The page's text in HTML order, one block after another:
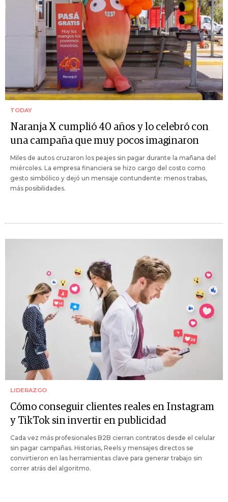
TODAY
Naranja X cumplió 40 años y lo celebró con
una campaña que muy pocos imaginaron
Miles de autos cruzaron los peajes sin pagar durante la mañana del
miércoles. La empresa financiera se hizo cargo del costo como
gesto simbólico y dejó un mensaje contundente: menos trabas,
más posibilidades.
LIDERAZGO
Cómo conseguir clientes reales en Instagram
y TikTok sin invertir en publicidad
Cada vez más profesionales B2B cierran contratos desde el celular
sin pagar campañas. Historias, Reels y mensajes directos se
convirtieron en las herramientas clave para generar trabajo sin
correr atrás del algoritmo.